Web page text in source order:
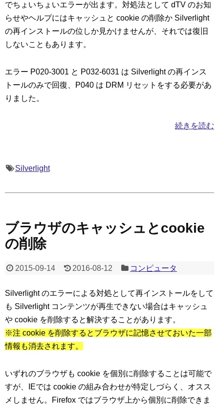
でちょいちょいエラーが出ます。対処法として dTV のお知
らせやヘルプにはキャッシュと cookie の削除か Silverlight
の再インストールの位しか見かけませんが、それでは復旧
しないこともあります。
エラー P020-3001 と P032-6031 は Silverlight の再インス
トールのみで回復、P040 は DRM リセットをする必要があ
りました。
続きを読む
Silverlight
ブラウザのキャッシュとcookie
の削除
2015-09-14 2016-08-12 コンピュータ
Silverlight のエラーによる対処として再インストールをして
も Silverlight コンテンツが再生できない場合はキャッシュ
や cookie を削除すると解決することがあります。
※注 cookie を削除するとブラウザに記憶させておいた一部
情報も消去されます。
いずれのブラウザも cookie を個別に削除することは可能で
すが、IEでは cookie の組み合わせが特定しづらく、オスス
メしません。Firefox ではブラウザ上から個別に削除できま